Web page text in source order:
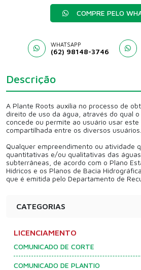
CATEGORIAS
LICENCIAMENTO
COMUNICADO DE CORTE
COMUNICADO DE PLANTIO
COMPRE PELO
WHATSAPP
(62) 98148-3746
Descrição
A Plante Roots auxilia no processo de
direito de uso da água, através do qual o
concede ou permite ao usuário usar
compartilhada entre os diversos usuários.
Qualquer empreendimento ou atividade
quantitativas e/ou qualitativas das
subterrâneas, de acordo com o Plano
Hídricos e os Planos de Bacia
que é emitida pelo Departamento de